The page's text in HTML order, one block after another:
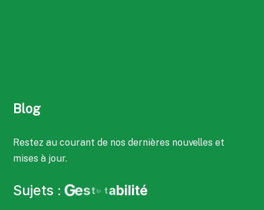
Blog
Restez au courant de nos dernières nouvelles et
mises à jour.
Sujets : Gestion